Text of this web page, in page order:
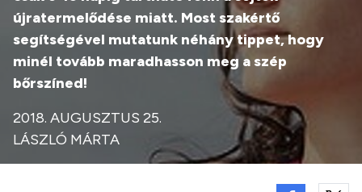
újratermelődése miatt. Most szakértő
segítségével mutatunk néhány tippet, hogy
minél tovább maradhasson meg a szép
bőrszíned!
2018. AUGUSZTUS 25.
LÁSZLÓ MÁRTA